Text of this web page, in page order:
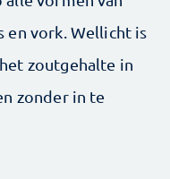
en vork. Wellicht is
zoutgehalte in
zonder in te